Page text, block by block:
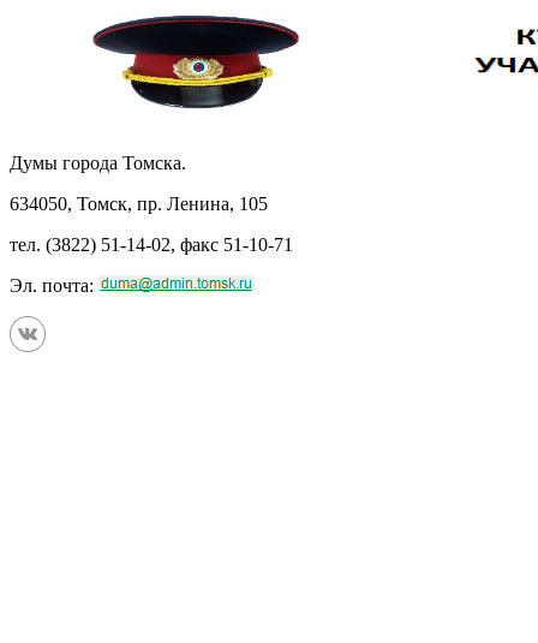
Думы города Томска.
634050, Томск, пр. Ленина, 105
тел. (3822) 51-14-02, факс 51-10-71
Эл. почта: